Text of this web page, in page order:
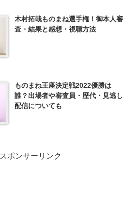
木村拓哉ものまね選手権！御本人審
査・結果と感想・視聴方法
ものまね王座決定戦2022優勝は
誰？出場者や審査員・歴代・見逃し
配信についても
スポンサーリンク